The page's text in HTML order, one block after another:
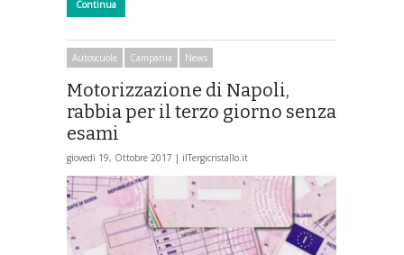
Continua
Autoscuole Campania News
Motorizzazione di Napoli,
rabbia per il terzo giorno senza
esami
giovedì 19, Ottobre 2017 | ilTergicristallo.it